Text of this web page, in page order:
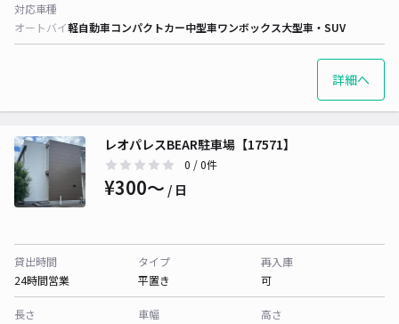
対応車種
オートバイ軽自動車コンパクトカー中型車ワンボックス大型車・SUV
詳細へ
レオパレスBEAR駐車場【17571】
0 / 0件
¥300〜 / 日
貸出時間
24時間営業
タイプ
平置き
再入庫
可
長さ
車幅
高さ